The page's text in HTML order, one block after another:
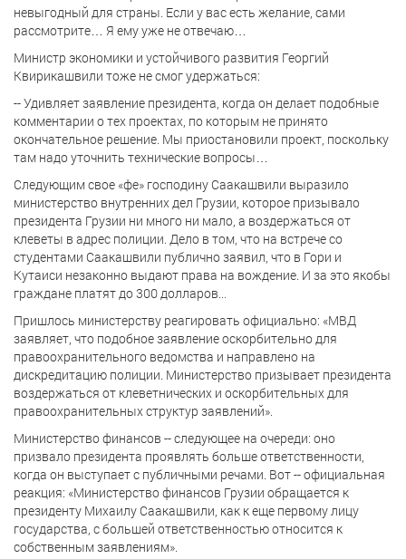
невыгодный для страны. Если у вас есть желание, сами
рассмотрите… Я ему уже не отвечаю…
Министр экономики и устойчивого развития Георгий
Квирикашвили тоже не смог удержаться:
-- Удивляет заявление президента, когда он делает подобные
комментарии о тех проектах, по которым не принято
окончательное решение. Мы приостановили проект, поскольку
там надо уточнить технические вопросы…
Следующим свое «фе» господину Саакашвили выразило
министерство внутренних дел Грузии, которое призывало
президента Грузии ни много ни мало, а воздержаться от
клеветы в адрес полиции. Дело в том, что на встрече со
студентами Саакашвили публично заявил, что в Гори и
Кутаиси незаконно выдают права на вождение. И за это якобы
граждане платят до 300 долларов...
Пришлось министерству реагировать официально: «МВД
заявляет, что подобное заявление оскорбительно для
правоохранительного ведомства и направлено на
дискредитацию полиции. Министерство призывает президента
воздержаться от клеветнических и оскорбительных для
правоохранительных структур заявлений».
Министерство финансов -- следующее на очереди: оно
призвало президента проявлять больше ответственности,
когда он выступает с публичными речами. Вот -- официальная
реакция: «Министерство финансов Грузии обращается к
президенту Михаилу Саакашвили, как к еще первому лицу
государства, с большей ответственностью относится к
собственным заявлениям».